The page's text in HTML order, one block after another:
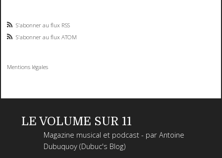
S'abonner au flux RSS
S'abonner au flux ATOM
Mentions légales
LE VOLUME SUR 11
Magazine musical et podcast - par Antoine
Dubuquoy (Dubuc's Blog)